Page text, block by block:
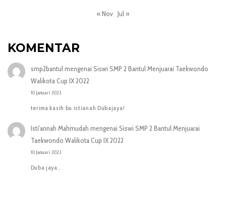
« Nov Jul »
KOMENTAR
smp2bantulmengenai Siswi SMP 2 Bantul Menjuarai Taekwondo
Walikota Cup IX 2022
10 Januari 2023
terima kasih bu istianah Dubajaya!
Isti'annah Mahmudah mengenai Siswi SMP 2 Bantul Menjuarai
Taekwondo Walikota Cup IX 2022
10 Januari 2023
Duba jaya..